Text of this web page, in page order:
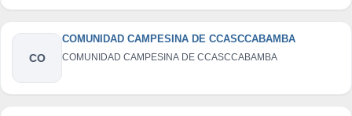
CO
COMUNIDAD CAMPESINA DE CCASCCABAMBA
COMUNIDAD CAMPESINA DE CCASCCABAMBA